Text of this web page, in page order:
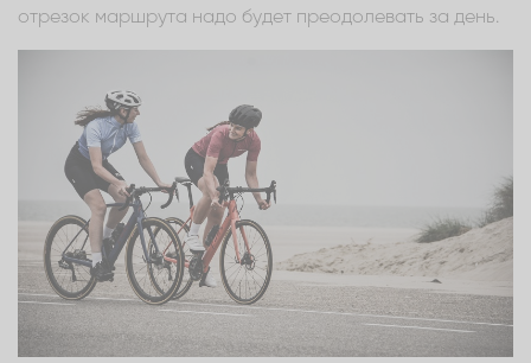
отрезок маршрута надо будет преодолевать за день.